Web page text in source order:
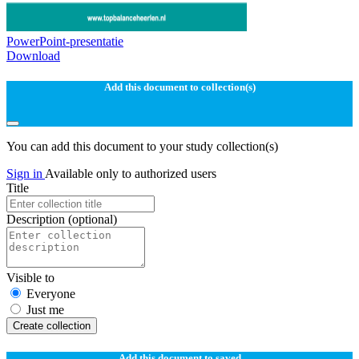
PowerPoint-presentatie
Download
Add this document to collection(s)
You can add this document to your study collection(s)
Sign in Available only to authorized users
Title
Description (optional)
Visible to
Everyone
Just me
Create collection